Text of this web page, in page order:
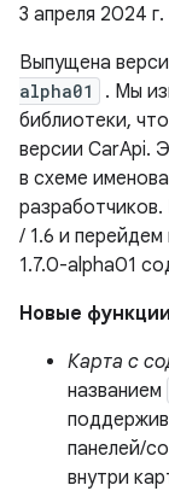
3 апреля 2024 г.
Выпущена
alpha01
. Мы
библиотеки,
версии CarApi.
в схеме
/ 1.6 и перейдем
1.7.0-alpha01
Новые функции
Карта с
названием
панелей/
внутри